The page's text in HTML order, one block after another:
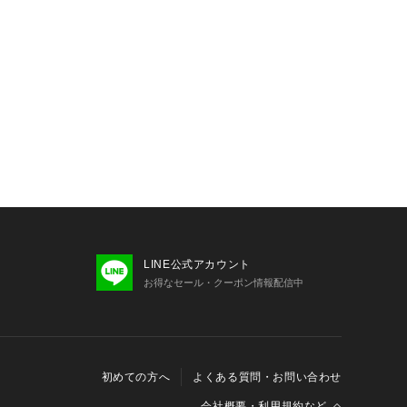
LINE公式アカウント
お得なセール・クーポン情報配信中
初めての方へ よくある質問・お問い合わせ